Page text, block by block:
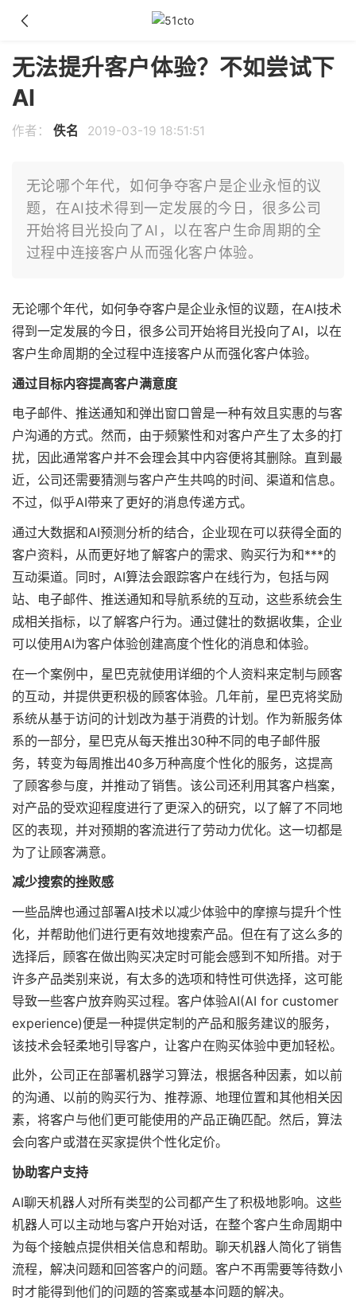
无法提升客户体验？不如尝试下
AI
作者： 佚名 2019-03-19 18:51:51
无论哪个年代，如何争夺客户是企业永恒的议
题，在AI技术得到一定发展的今日，很多公司
开始将目光投向了AI，以在客户生命周期的全
过程中连接客户从而强化客户体验。
无论哪个年代，如何争夺客户是企业永恒的议题，在AI技术
得到一定发展的今日，很多公司开始将目光投向了AI，以在
客户生命周期的全过程中连接客户从而强化客户体验。
通过目标内容提高客户满意度
电子邮件、推送通知和弹出窗口曾是一种有效且实惠的与客
户沟通的方式。然而，由于频繁性和对客户产生了太多的打
扰，因此通常客户并不会理会其中内容便将其删除。直到最
近，公司还需要猜测与客户产生共鸣的时间、渠道和信息。
不过，似乎AI带来了更好的消息传递方式。
通过大数据和AI预测分析的结合，企业现在可以获得全面的
客户资料，从而更好地了解客户的需求、购买行为和***的
互动渠道。同时，AI算法会跟踪客户在线行为，包括与网
站、电子邮件、推送通知和导航系统的互动，这些系统会生
成相关指标，以了解客户行为。通过健壮的数据收集，企业
可以使用AI为客户体验创建高度个性化的消息和体验。
在一个案例中，星巴克就使用详细的个人资料来定制与顾客
的互动，并提供更积极的顾客体验。几年前，星巴克将奖励
系统从基于访问的计划改为基于消费的计划。作为新服务体
系的一部分，星巴克从每天推出30种不同的电子邮件服
务，转变为每周推出40多万种高度个性化的服务，这提高
了顾客参与度，并推动了销售。该公司还利用其客户档案，
对产品的受欢迎程度进行了更深入的研究，以了解了不同地
区的表现，并对预期的客流进行了劳动力优化。这一切都是
为了让顾客满意。
减少搜索的挫败感
一些品牌也通过部署AI技术以减少体验中的摩擦与提升个性
化，并帮助他们进行更有效地搜索产品。但在有了这么多的
选择后，顾客在做出购买决定时可能会感到不知所措。对于
许多产品类别来说，有太多的选项和特性可供选择，这可能
导致一些客户放弃购买过程。客户体验AI(AI for customer
experience)便是一种提供定制的产品和服务建议的服务，
该技术会轻柔地引导客户，让客户在购买体验中更加轻松。
此外，公司正在部署机器学习算法，根据各种因素，如以前
的沟通、以前的购买行为、推荐源、地理位置和其他相关因
素，将客户与他们更可能使用的产品正确匹配。然后，算法
会向客户或潜在买家提供个性化定价。
协助客户支持
AI聊天机器人对所有类型的公司都产生了积极地影响。这些
机器人可以主动地与客户开始对话，在整个客户生命周期中
为每个接触点提供相关信息和帮助。聊天机器人简化了销售
流程，解决问题和回答客户的问题。客户不再需要等待数小
时才能得到他们的问题的答案或基本问题的解决。